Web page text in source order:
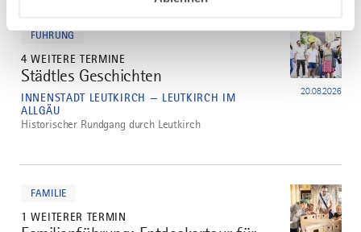
FÜHRUNG
4 WEITERE TERMINE
2
Städtles Geschichten
INNENSTADT LEUTKIRCH — LEUTKIRCH IM
ALLGÄU
20.08.2026
Historischer Rundgang durch Leutkirch
FAMILIE
1 WEITERER TERMIN